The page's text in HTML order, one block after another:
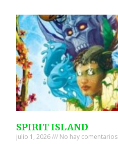
SPIRIT ISLAND
julio 1, 2026 No hay comentarios